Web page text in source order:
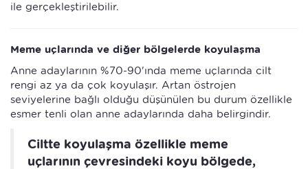
ile gerçekleştirilebilir.
Meme uçlarında ve diğer bölgelerde koyulaşma
Anne adaylarının %70-90'ında meme uçlarında cilt
rengi az ya da çok koyulaşır. Artan östrojen
seviyelerine bağlı olduğu düşünülen bu durum özellikle
esmer tenli olan anne adaylarında daha belirgindir.
Ciltte koyulaşma özellikle meme
uçlarının çevresindeki koyu bölgede,